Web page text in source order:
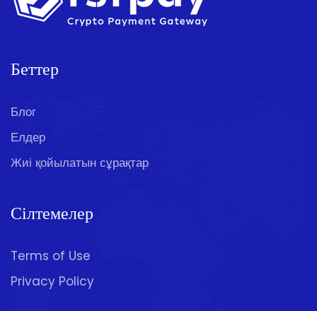
Беттер
Блог
Елдер
Жиі қойылатын сұрақтар
Сілтемелер
Terms of Use
Privacy Policy